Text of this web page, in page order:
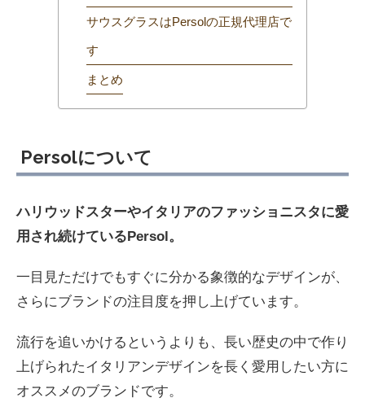
サウスグラスはPersolの正規代理店で
す
まとめ
Persolについて
ハリウッドスターやイタリアのファッショニスタに愛
用され続けているPersol。
一目見ただけでもすぐに分かる象徴的なデザインが、
さらにブランドの注目度を押し上げています。
流行を追いかけるというよりも、長い歴史の中で作り
上げられたイタリアンデザインを長く愛用したい方に
オススメのブランドです。